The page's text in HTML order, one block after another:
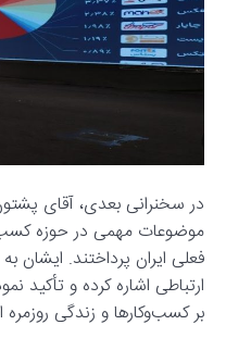
در سخنرانی بعدی، آقای
موضوعات مهمی در حوزه
فعلی ایران پرداختند.
ارتباطی اشاره کرده و تأکید
بر کسب‌وکارها و زندگی روزمره